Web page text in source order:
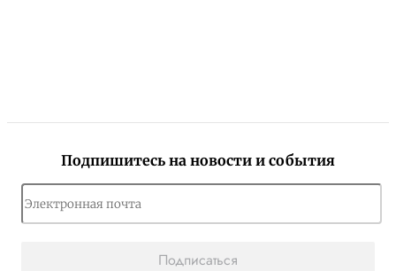
Подпишитесь на новости и события
Подписаться